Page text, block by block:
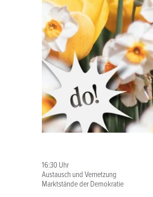
16:30 Uhr
Austausch und Vernetzung
Marktstände der Demokratie